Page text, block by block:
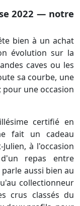
2022 — notre
bien à un achat
évolution sur la
caves ou les
sa courbe, une
pour une occasion
certifié en
fait un cadeau
à l'occasion
repas entre
aussi bien au
collectionneur
crus classés du